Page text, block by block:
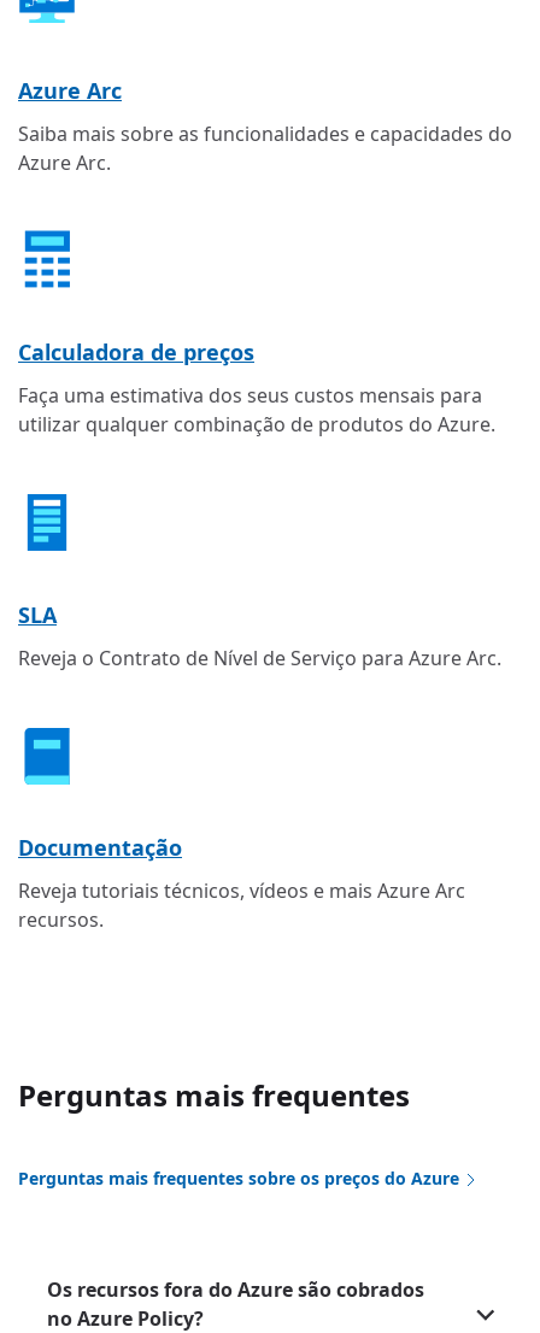
Azure Arc
Saiba mais sobre as funcionalidades e capacidades do
Azure Arc.
Calculadora de preços
Faça uma estimativa dos seus custos mensais para
utilizar qualquer combinação de produtos do Azure.
SLA
Reveja o Contrato de Nível de Serviço para Azure Arc.
Documentação
Reveja tutoriais técnicos, vídeos e mais Azure Arc
recursos.
Perguntas mais frequentes
Perguntas mais frequentes sobre os preços do Azure
Os recursos fora do Azure são cobrados
no Azure Policy?